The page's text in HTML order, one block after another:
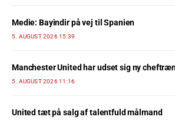
Medie: Bayindir på vej til Spanien
5. AUGUST 2026 15:39
Manchester United har udset sig ny
5. AUGUST 2026 11:16
United tæt på salg af talentfuld målmand